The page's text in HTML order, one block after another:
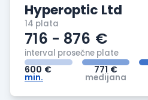
Hyperoptic Ltd
14 plata
716 - 876 €
interval prosečne plate
600 €
min.
771 €
medijana